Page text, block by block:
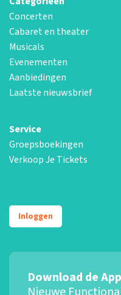
Concerten
Cabaret en theater
Musicals
Evenementen
Aanbiedingen
Laatste nieuwsbrief
Service
Groepsboekingen
Verkoop Je Tickets
Inloggen
Download de App